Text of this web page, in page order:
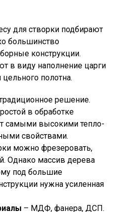
для створки подбирают
большинство
конструкции.
в виду наполнение царги
полотна.
решение.
в обработке
самыми высокими тепло-
свойствами.
можно фрезеровать,
Однако массив дерева
под большие
нужна усиленная
– МДФ, фанера, ДСП.